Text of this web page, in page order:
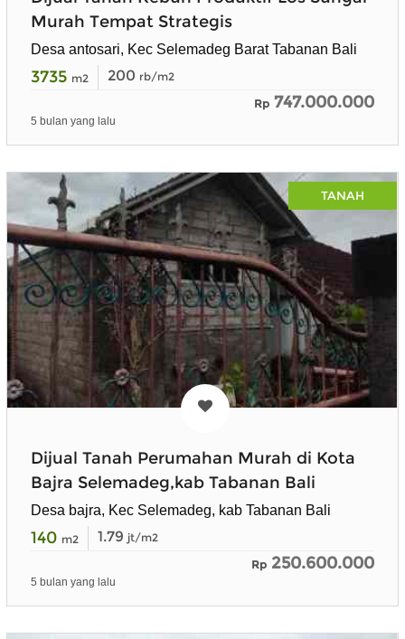
Murah Tempat Strategis
Desa antosari, Kec Selemadeg Barat Tabanan Bali
3735 m2 200 rb/m2
Rp 747.000.000
5 bulan yang lalu
TANAH
Dijual Tanah Perumahan Murah di Kota
Bajra Selemadeg,kab Tabanan Bali
Desa bajra, Kec Selemadeg, kab Tabanan Bali
140 m2 1.79 jt/m2
Rp 250.600.000
5 bulan yang lalu